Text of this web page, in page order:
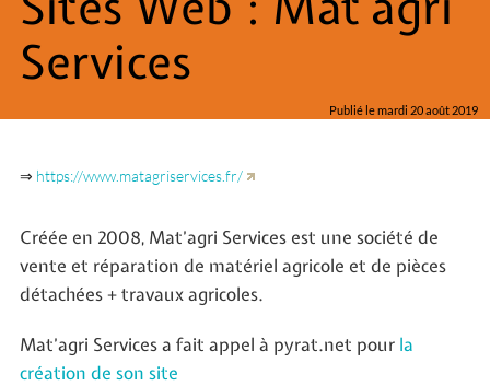
Services
Publié le mardi 20 août 2019
⇒ https://www.matagriservices.fr/
Créée en 2008, Mat’agri Services est une société de
vente et réparation de matériel agricole et de pièces
détachées + travaux agricoles.
Mat’agri Services a fait appel à pyrat.net pour la
création de son site